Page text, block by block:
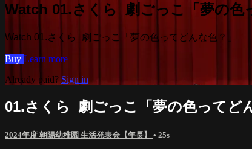
Watch 01.さくら_劇ごっこ「夢の色
Watch 01.さくら_劇ごっこ「夢の色ってどんな色？」
Buy Learn more
Already paid? Sign in
01.さくら_劇ごっこ「夢の色ってど
2024年度 朝陽幼稚園 生活発表会【年長】 • 25s